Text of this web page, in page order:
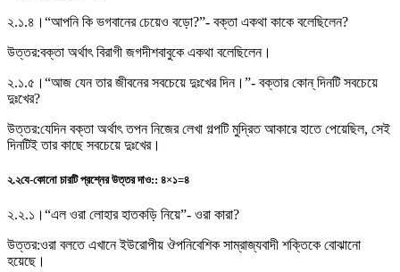
২.১.৪। “আপনি কি ভগবানের চেয়েও বড়াে?”- বক্তা একথা কাকে বলেছিলেন?
উত্তর:বক্তা অর্থাৎ বিরাগী জগদীশবাবুকে একথা বলেছিলেন।
২.১.৫। “আজ যেন তার জীবনের সবচেয়ে দুঃখের দিন।”- বক্তার কোন্ দিনটি সবচেয়ে
দুঃখের?
উত্তর:যেদিন বক্তা অর্থাৎ তপন নিজের লেখা গল্পটি মুদ্রিত আকারে হাতে পেয়েছিল, সেই
দিনটিই তার কাছে সবচেয়ে দুঃখের।
২.২যে-কোনাে চারটি প্রশ্নের উত্তর দাও:: ৪×১=৪
২.২.১। “এল ওরা লােহার হাতকড়ি নিয়ে”- ওরা কারা?
উত্তর:ওরা বলতে এখানে ইউরোপীয় ঔপনিবেশিক সাম্রাজ্যবাদী শক্তিকে বোঝানো
হয়েছে।